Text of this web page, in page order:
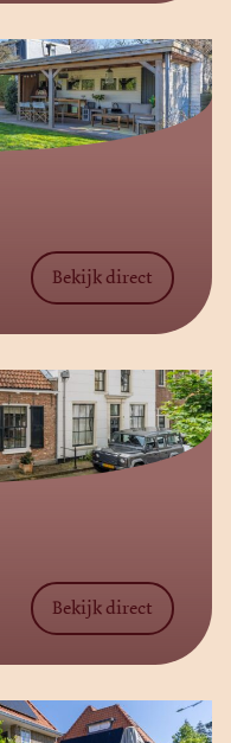
Bekijk direct
Bekijk direct